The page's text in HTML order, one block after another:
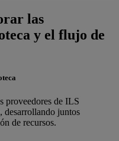
las
y el flujo de
proveedores de ILS
desarrollando juntos
de recursos.